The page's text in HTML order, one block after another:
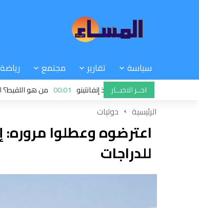
سياسة تقارير مجتمع رياضة
اخــر الاخبــار
المستحيلة لإنقاذ إنفانتينو 00:01 من هو اللقيط؟ النص
الرئيسية دوليات
اعترضوه وعطلوا
للدراجات